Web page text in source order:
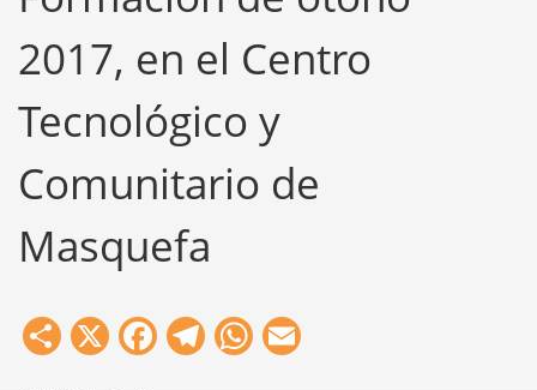
Herramientas
2017, en el Centro
Tecnológico y
Comunitario de
Masquefa
Share
X Facebook
Telegram
WhatsApp